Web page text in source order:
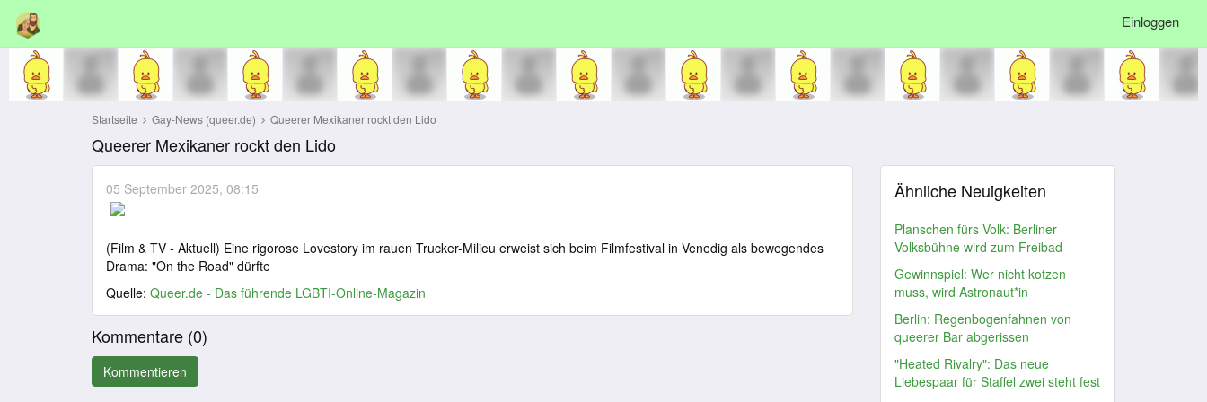
Einloggen
Startseite Gay-News (queer.de) Queerer Mexikaner rockt den Lido
Queerer Mexikaner rockt den Lido
05 September 2025, 08:15
(Film & TV - Aktuell) Eine rigorose Lovestory im rauen Trucker-Milieu erweist sich beim Filmfestival in Venedig als bewegendes
Drama: "On the Road" dürfte
Quelle: Queer.de - Das führende LGBTI-Online-Magazin
Kommentare (0)
Ähnliche Neuigkeiten
Planschen fürs Volk: Berliner
Volksbühne wird zum Freibad
Gewinnspiel: Wer nicht kotzen
muss, wird Astronaut*in
Berlin: Regenbogenfahnen von
queerer Bar abgerissen
"Heated Rivalry": Das neue
Liebespaar für Staffel zwei steht fest